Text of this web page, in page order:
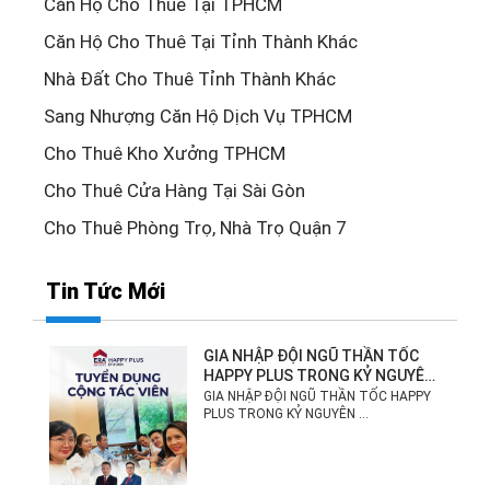
Căn Hộ Cho Thuê Tại TPHCM
Căn Hộ Cho Thuê Tại Tỉnh Thành Khác
Nhà Đất Cho Thuê Tỉnh Thành Khác
Sang Nhượng Căn Hộ Dịch Vụ TPHCM
Cho Thuê Kho Xưởng TPHCM
Cho Thuê Cửa Hàng Tại Sài Gòn
Cho Thuê Phòng Trọ, Nhà Trọ Quận 7
Tin Tức Mới
GIA NHẬP ĐỘI NGŨ THẦN TỐC
HAPPY PLUS TRONG KỶ NGUYÊN
MỚI!
GIA NHẬP ĐỘI NGŨ THẦN TỐC HAPPY
PLUS TRONG KỶ NGUYÊN ...